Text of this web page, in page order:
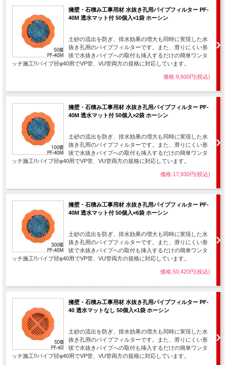
擁壁・石積み工事用材 水抜き孔用パイプフィルター PF-
40M 透水マット付 50個入×1袋 ホーシン
土砂の流出を防ぎ、排水効果の増大も同時に実現した水
抜き孔用のパイプフィルターです。また、滑りにくい形
状で水抜きパイプへの取付も挿入するだけの簡単ワンタ
ッチ施工!!パイプ径φ40用でVP管、VU管両方の規格に対応しています。
価格:9,600円(税込)
擁壁・石積み工事用材 水抜き孔用パイプフィルター PF-
40M 透水マット付 50個入×2袋 ホーシン
土砂の流出を防ぎ、排水効果の増大も同時に実現した水
抜き孔用のパイプフィルターです。また、滑りにくい形
状で水抜きパイプへの取付も挿入するだけの簡単ワンタ
ッチ施工!!パイプ径φ40用でVP管、VU管両方の規格に対応しています。
価格:17,930円(税込)
擁壁・石積み工事用材 水抜き孔用パイプフィルター PF-
40M 透水マット付 50個入×6袋 ホーシン
土砂の流出を防ぎ、排水効果の増大も同時に実現した水
抜き孔用のパイプフィルターです。また、滑りにくい形
状で水抜きパイプへの取付も挿入するだけの簡単ワンタ
ッチ施工!!パイプ径φ40用でVP管、VU管両方の規格に対応しています。
価格:50,420円(税込)
擁壁・石積み工事用材 水抜き孔用パイプフィルター PF-
40 透水マットなし 50個入×1袋 ホーシン
土砂の流出を防ぎ、排水効果の増大も同時に実現した水
抜き孔用のパイプフィルターです。また、滑りにくい形
状で水抜きパイプへの取付も挿入するだけの簡単ワンタ
ッチ施工!!パイプ径φ40用でVP管、VU管両方の規格に対応しています。